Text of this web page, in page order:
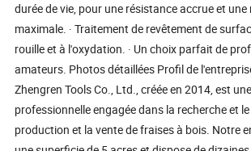
durée de vie, pour une résistance accrue et
maximale. · Traitement de revêtement de
rouille et à l'oxydation. · Un choix parfait de
amateurs. Photos détaillées Profil de
Zhengren Tools Co., Ltd., créée en 2014, est
professionnelle engagée dans la recherche et
production et la vente de fraises à bois. Notre